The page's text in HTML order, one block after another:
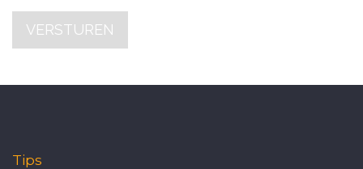
VERSTUREN
Tips